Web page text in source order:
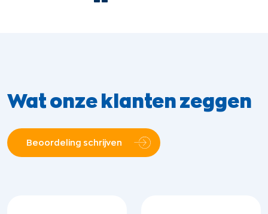
Wat onze klanten zeggen
Beoordeling schrijven